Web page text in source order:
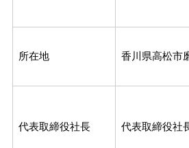
所在地 香川県高松市
代表取締役社長 代表取締役